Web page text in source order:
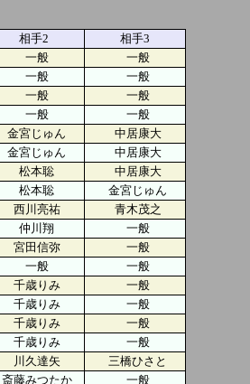
相手2
相手3
一般
一般
一般
一般
一般
一般
一般
一般
金宮じゅん
中居康大
金宮じゅん
中居康大
松本聡
中居康大
松本聡
金宮じゅん
西川亮祐
青木茂之
仲川翔
一般
宮田信弥
一般
一般
一般
千歳りみ
一般
千歳りみ
一般
千歳りみ
一般
千歳りみ
一般
川久達矢
三橋ひさと
斎藤みつたか
一般